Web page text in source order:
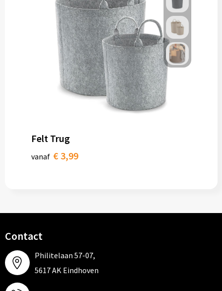
Felt Trug
vanaf € 3,99
Contact
Philitelaan 57-07,
5617 AK Eindhoven